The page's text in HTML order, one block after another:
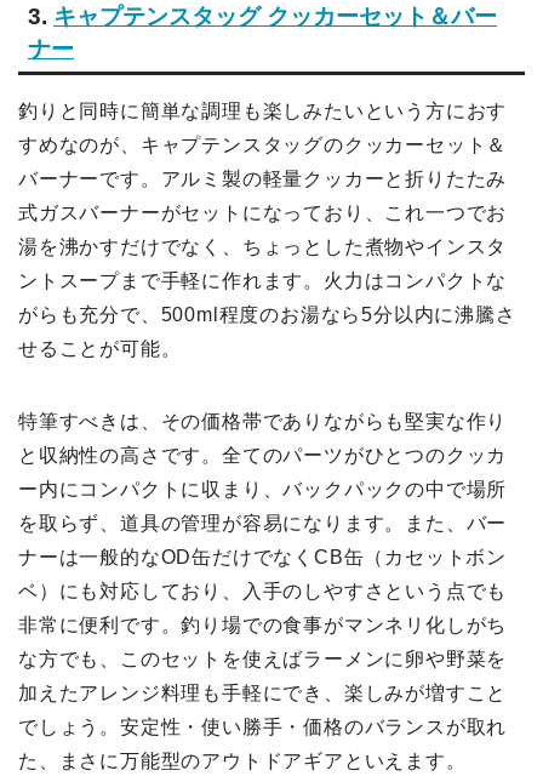
3. キャプテンスタッグ クッカーセット＆バー
ナー
釣りと同時に簡単な調理も楽しみたいという方におす
すめなのが、キャプテンスタッグのクッカーセット＆
バーナーです。アルミ製の軽量クッカーと折りたたみ
式ガスバーナーがセットになっており、これ一つでお
湯を沸かすだけでなく、ちょっとした煮物やインスタ
ントスープまで手軽に作れます。火力はコンパクトな
がらも充分で、500ml程度のお湯なら5分以内に沸騰さ
せることが可能。
特筆すべきは、その価格帯でありながらも堅実な作り
と収納性の高さです。全てのパーツがひとつのクッカ
ー内にコンパクトに収まり、バックパックの中で場所
を取らず、道具の管理が容易になります。また、バー
ナーは一般的なOD缶だけでなくCB缶（カセットボン
ベ）にも対応しており、入手のしやすさという点でも
非常に便利です。釣り場での食事がマンネリ化しがち
な方でも、このセットを使えばラーメンに卵や野菜を
加えたアレンジ料理も手軽にでき、楽しみが増すこと
でしょう。安定性・使い勝手・価格のバランスが取れ
た、まさに万能型のアウトドアギアといえます。